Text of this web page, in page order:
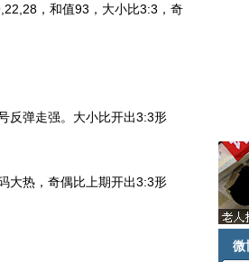
，和值93，大小比3:3，奇
弹走强。大小比开出3:3形
热，奇偶比上期开出3:3形
微